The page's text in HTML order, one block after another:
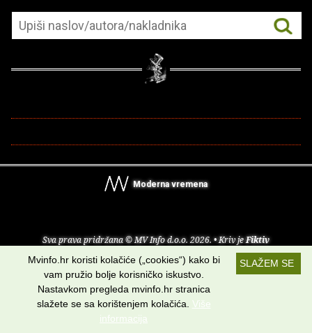
Moderna vremena
Sva prava pridržana © MV Info d.o.o. 2026. • Kriv jeFiktiv
Uvjeti korištenja RSS kanali
Potraži nas na:
SLAŽEM SE
Mvinfo.hr koristi kolačiće („cookies“) kako bi
vam pružio bolje korisničko iskustvo.
Nastavkom pregleda mvinfo.hr stranica
slažete se sa korištenjem kolačića. Više
informacija